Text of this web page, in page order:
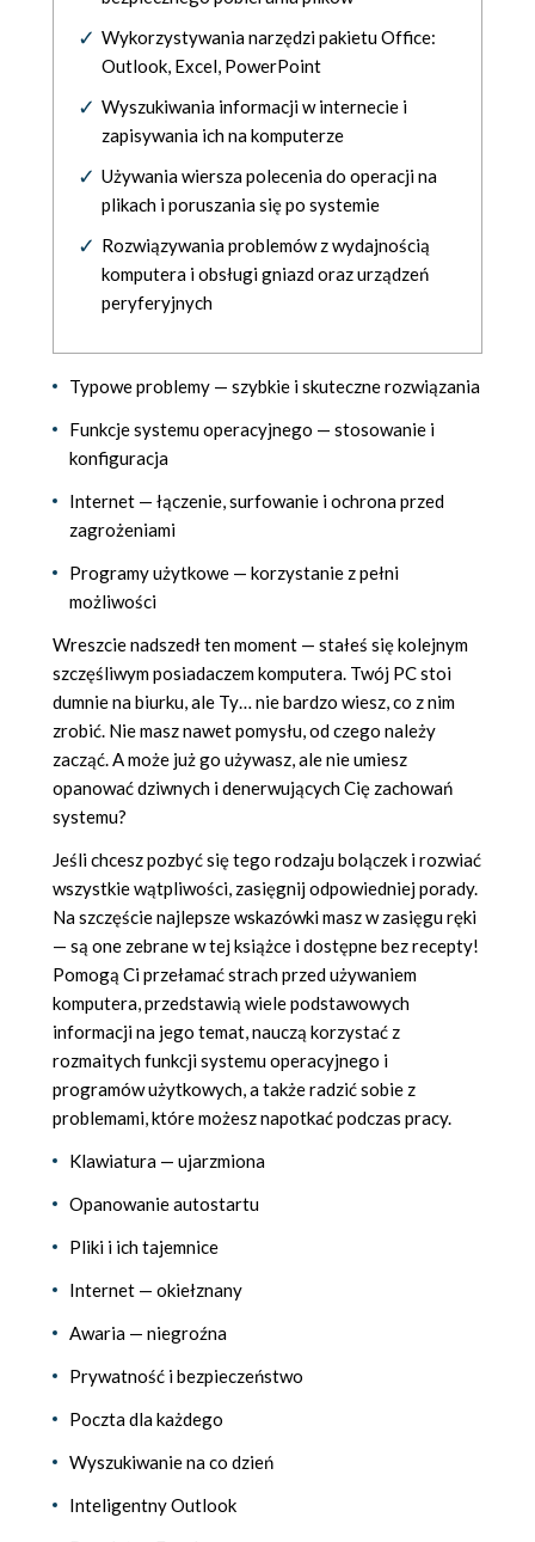
Wykorzystywania narzędzi pakietu Office:
Outlook, Excel, PowerPoint
Wyszukiwania informacji w internecie i
zapisywania ich na komputerze
Używania wiersza polecenia do operacji na
plikach i poruszania się po systemie
Rozwiązywania problemów z wydajnością
komputera i obsługi gniazd oraz urządzeń
peryferyjnych
Typowe problemy — szybkie i skuteczne rozwiązania
Funkcje systemu operacyjnego — stosowanie i
konfiguracja
Internet — łączenie, surfowanie i ochrona przed
zagrożeniami
Programy użytkowe — korzystanie z pełni
możliwości
Wreszcie nadszedł ten moment — stałeś się kolejnym
szczęśliwym posiadaczem komputera. Twój PC stoi
dumnie na biurku, ale Ty… nie bardzo wiesz, co z nim
zrobić. Nie masz nawet pomysłu, od czego należy
zacząć. A może już go używasz, ale nie umiesz
opanować dziwnych i denerwujących Cię zachowań
systemu?
Jeśli chcesz pozbyć się tego rodzaju bolączek i rozwiać
wszystkie wątpliwości, zasięgnij odpowiedniej porady.
Na szczęście najlepsze wskazówki masz w zasięgu ręki
— są one zebrane w tej książce i dostępne bez recepty!
Pomogą Ci przełamać strach przed używaniem
komputera, przedstawią wiele podstawowych
informacji na jego temat, nauczą korzystać z
rozmaitych funkcji systemu operacyjnego i
programów użytkowych, a także radzić sobie z
problemami, które możesz napotkać podczas pracy.
Klawiatura — ujarzmiona
Opanowanie autostartu
Pliki i ich tajemnice
Internet — okiełznany
Awaria — niegroźna
Prywatność i bezpieczeństwo
Poczta dla każdego
Wyszukiwanie na co dzień
Inteligentny Outlook